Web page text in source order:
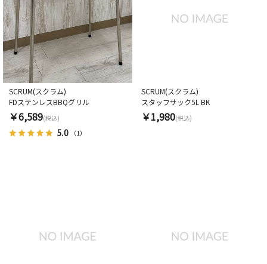
5.0 （1）
SCRUM(スクラム)
FDステンレスBBQグリル
￥6,589(税込)
SCRUM(スクラム)
スタッフサック5L BK
￥1,980(税込)